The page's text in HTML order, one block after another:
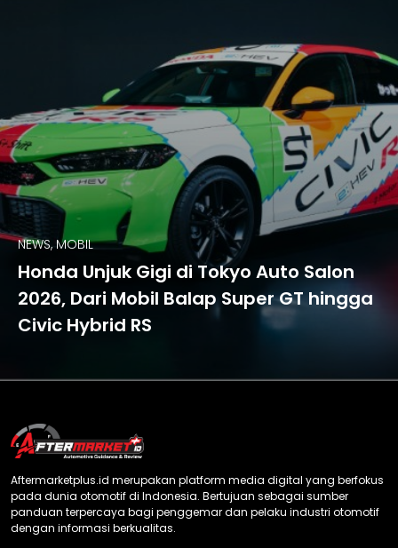
NEWS, MOBIL
Honda Unjuk Gigi di Tokyo Auto Salon
2026, Dari Mobil Balap Super GT hingga
Civic Hybrid RS
Aftermarketplus.id merupakan platform media digital yang berfokus
pada dunia otomotif di Indonesia. Bertujuan sebagai sumber
panduan terpercaya bagi penggemar dan pelaku industri otomotif
dengan informasi berkualitas.